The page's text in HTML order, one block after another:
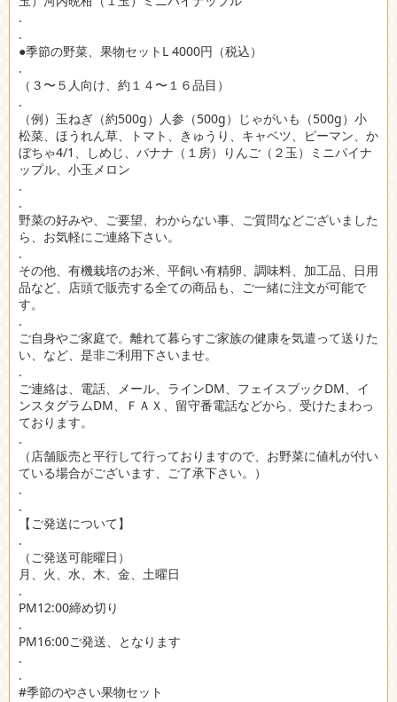
.
.
●季節の野菜、果物セットL 4000円（税込）
.
（３〜５人向け、約１４〜１６品目）
.
（例）玉ねぎ（約500g）人参（500g）じゃがいも（500g）小
松菜、ほうれん草、トマト、きゅうり、キャベツ、ピーマン、か
ぼちゃ4/1、しめじ、バナナ（１房）りんご（２玉）ミニパイナ
ップル、小玉メロン
.
.
野菜の好みや、ご要望、わからない事、ご質問などございました
ら、お気軽にご連絡下さい。
.
その他、有機栽培のお米、平飼い有精卵、調味料、加工品、日用
品など、店頭で販売する全ての商品も、ご一緒に注文が可能で
す。
.
ご自身やご家庭で。離れて暮らすご家族の健康を気遣って送りた
い、など、是非ご利用下さいませ。
.
ご連絡は、電話、メール、ラインDM、フェイスブックDM、イ
ンスタグラムDM、ＦＡＸ、留守番電話などから、受けたまわっ
ております。
.
（店舗販売と平行して行っておりますので、お野菜に値札が付い
ている場合がございます、ご了承下さい。）
.
.
【ご発送について】
.
（ご発送可能曜日）
月、火、水、木、金、土曜日
.
PM12:00締め切り
.
PM16:00ご発送、となります
.
.
#季節のやさい果物セット